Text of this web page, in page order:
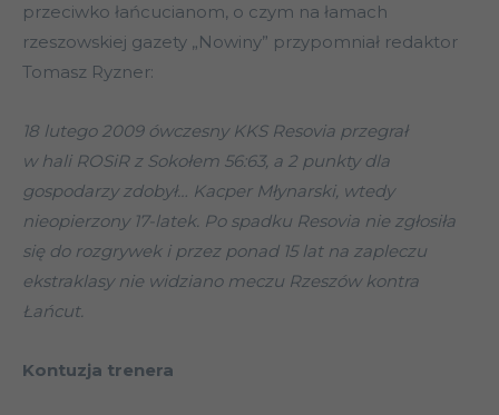
przeciwko łańcucianom, o czym na łamach
rzeszowskiej gazety „Nowiny” przypomniał redaktor
Tomasz Ryzner:
18 lutego 2009 ówczesny KKS Resovia przegrał
w hali ROSiR z Sokołem 56:63, a 2 punkty dla
gospodarzy zdobył… Kacper Młynarski, wtedy
nieopierzony 17-latek. Po spadku Resovia nie zgłosiła
się do rozgrywek i przez ponad 15 lat na zapleczu
ekstraklasy nie widziano meczu Rzeszów kontra
Łańcut.
Kontuzja trenera